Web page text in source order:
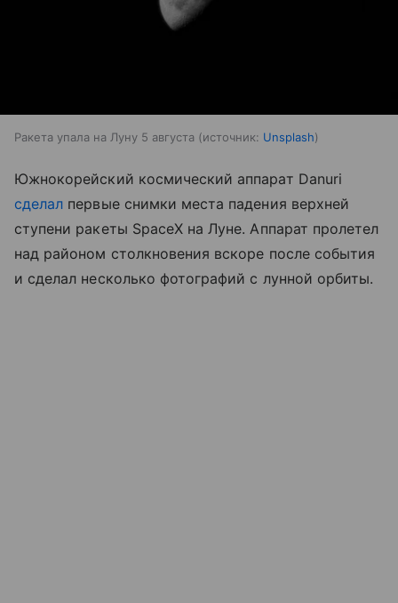
Ракета упала на Луну 5 августа источник: Unsplash
Южнокорейский космический аппарат Danuri
сделал первые снимки места падения верхней
ступени ракеты SpaceX на Луне. Аппарат пролетел
над районом столкновения вскоре после события
и сделал несколько фотографий с лунной орбиты.